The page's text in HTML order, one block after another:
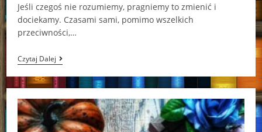
Jeśli czegoś nie rozumiemy, pragniemy to zmienić i
dociekamy. Czasami sami, pomimo wszelkich
przeciwności,…
Czytaj DalejCo
Nam
Mówi
Niebo
Gertrude
Kiel